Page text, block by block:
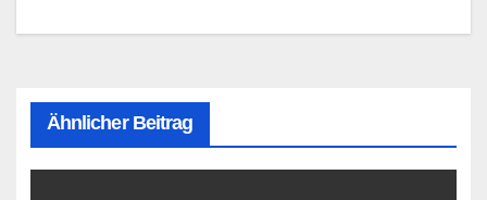
Ähnlicher Beitrag